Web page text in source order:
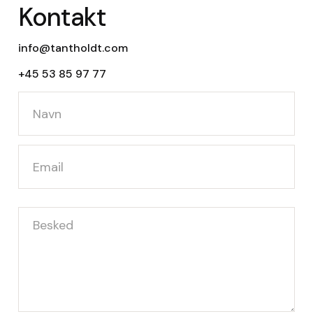
Kontakt
info@tantholdt.com
+45 53 85 97 77